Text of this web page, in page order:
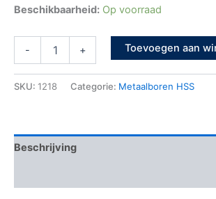
Beschikbaarheid: Op voorraad
- + Toevoegen aan
SKU: 1218 Categorie: Metaalboren HSS
Beschrijving